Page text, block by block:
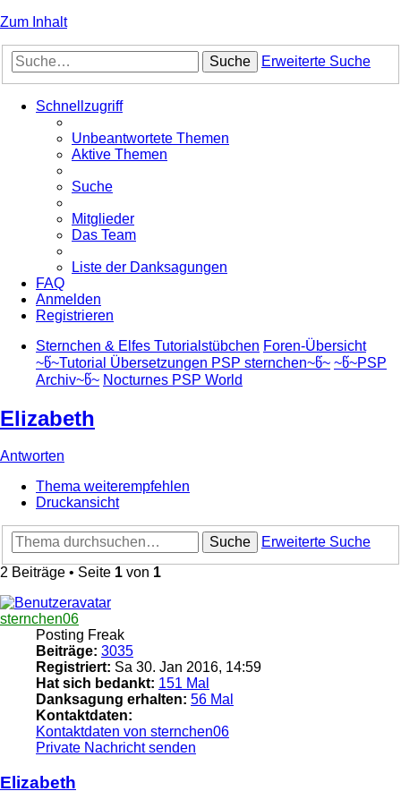
Zum Inhalt
Suche Erweiterte Suche
Schnellzugriff
Unbeantwortete Themen
Aktive Themen
Suche
Mitglieder
Das Team
Liste der Danksagungen
FAQ
Anmelden
Registrieren
Sternchen & Elfes Tutorialstübchen Foren-Übersicht
~წ~Tutorial Übersetzungen PSP sternchen~წ~ ~წ~PSP
Archiv~წ~ Nocturnes PSP World
Elizabeth
Antworten
Thema weiterempfehlen
Druckansicht
Suche
Erweiterte Suche
2 Beiträge • Seite 1 von 1
sternchen06
Posting Freak
Beiträge: 3035
Registriert: Sa 30. Jan 2016, 14:59
Hat sich bedankt: 151 Mal
Danksagung erhalten: 56 Mal
Kontaktdaten:
Kontaktdaten von sternchen06
Private Nachricht senden
Elizabeth